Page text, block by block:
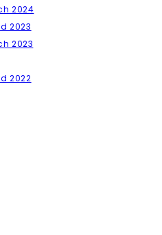
2024
2023
2023
2022